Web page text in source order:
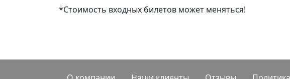
*Стоимость входных билетов может меняться!